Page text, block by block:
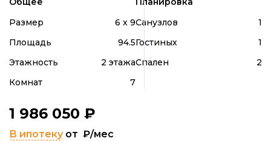
Размер
6 x 9
Площадь
94.5
Этажность
2 этажа
Комнат
7
Санузлов
1
Гостиных
1
Спален
2
1 986 050 ₽
В ипотекуот ₽/мес